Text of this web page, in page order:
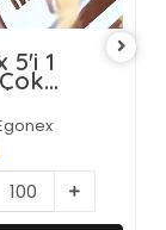
5'i 1
Jülyen
ve
–
Çelik